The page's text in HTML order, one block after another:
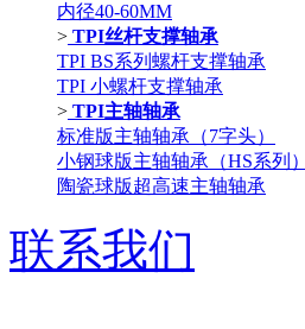
内径40-60MM
> TPI丝杆支撑轴承
TPI BS系列螺杆支撑轴承
TPI 小螺杆支撑轴承
> TPI主轴轴承
标准版主轴轴承（7字头）
小钢球版主轴轴承（HS系列）
陶瓷球版超高速主轴轴承
联系我们